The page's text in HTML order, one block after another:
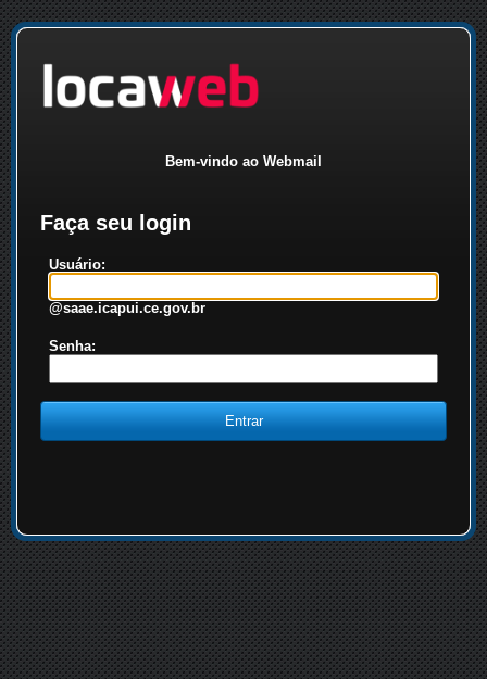
Bem-vindo ao Webmail
Faça seu login
Usuário:
@saae.icapui.ce.gov.br
Senha: